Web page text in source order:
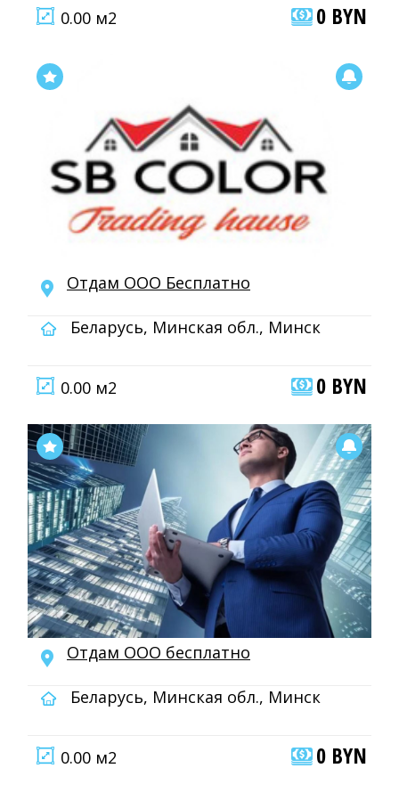
0.00 м2
0 BYN
Отдам ООО Бесплатно
Беларусь, Минская обл., Минск
0.00 м2 0 BYN
Отдам ООО бесплатно
Беларусь, Минская обл., Минск
0.00 м2 0 BYN